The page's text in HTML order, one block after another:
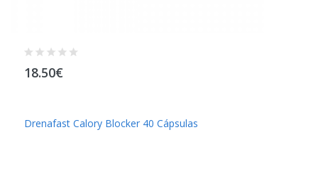
18.50€
Drenafast Calory Blocker 40 Cápsulas